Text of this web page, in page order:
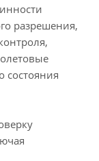
разрешения,
состояния